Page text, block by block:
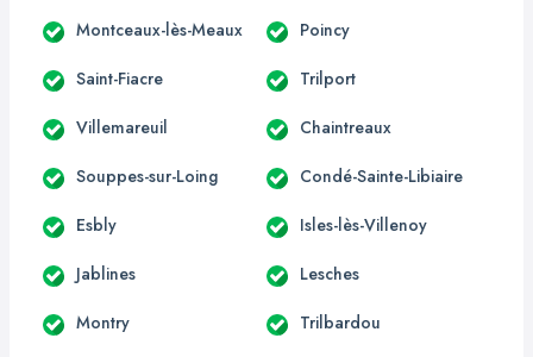
Montceaux-lès-Meaux Poincy
Saint-Fiacre Trilport
Villemareuil Chaintreaux
Souppes-sur-Loing Condé-Sainte-Libiaire
Esbly Isles-lès-Villenoy
Jablines Lesches
Montry Trilbardou